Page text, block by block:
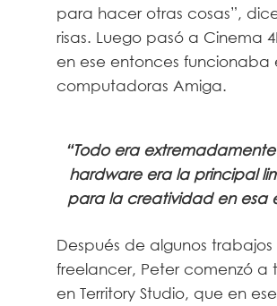
para hacer otras cosas”,
risas. Luego pasó a Cinema
en ese entonces funcionaba
computadoras Amiga.
“Todo era extremadamente
hardware era la principal
para la creatividad en esa
Después de algunos
freelancer, Peter comenzó a
en Territory Studio, que en ese